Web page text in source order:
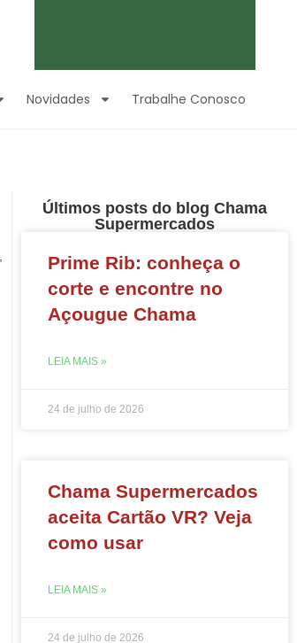
Novidades Trabalhe Conosco
Últimos posts do blog Chama
Supermercados
Prime Rib: conheça o
corte e encontre no
Açougue Chama
LEIA MAIS »
24 de julho de 2026
Chama Supermercados
aceita Cartão VR? Veja
como usar
LEIA MAIS »
24 de julho de 2026